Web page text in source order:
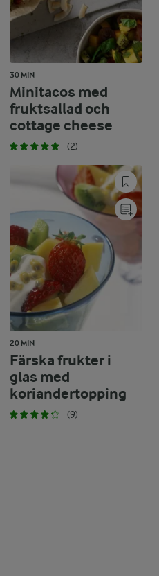
30 MIN
Minitacos med
fruktsallad och
cottage cheese
(2)
20 MIN
Färska frukter i
glas med
koriandertopping
(9)